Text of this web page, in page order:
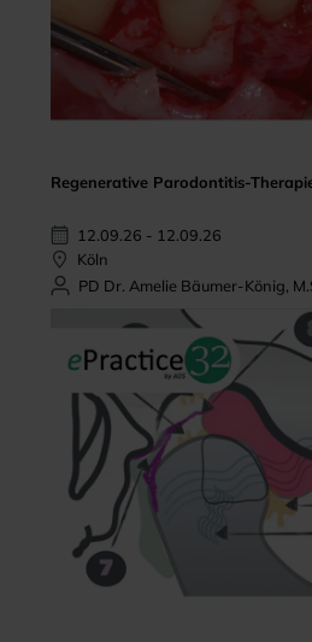
Regenerative Parodontitis-
12.09.26 - 12.09.26
Köln
PD Dr. Amelie Bäumer-König,